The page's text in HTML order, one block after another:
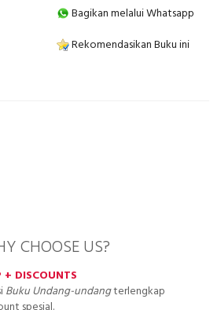
Bagikan melalui Whatsapp
Rekomendasikan Buku ini
CHOOSE US?
+ DISCOUNTS
Buku Undang-undangterlengkap